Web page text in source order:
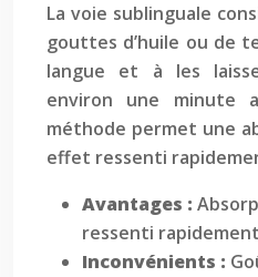
La voie sublinguale
gouttes d’huile ou de
langue et à les
environ une minute
méthode permet une
effet ressenti
Avantages :
ressenti
Inconvénients :